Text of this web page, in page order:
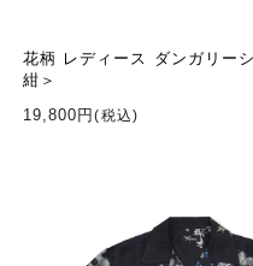
花柄 レディース ダンガリー
紺＞
19,800円(税込)